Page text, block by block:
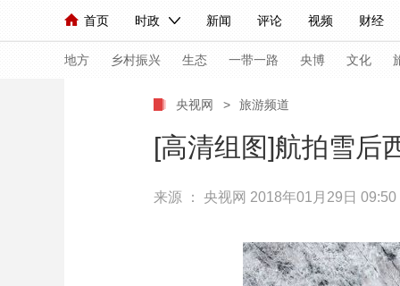
首页 时政 新闻 评论 视频 财经
人民领袖习近平 联播+ 中国领导人 央视快评 习
直播 栏目大全 节目单 听音 微视频
海外频道 iPanda English Монгол
地方 乡村振兴 生态 一带一路 央博 文化
国内 国际 评论 经济 军事
小央直播 直播中国 熊
央视网 > 旅游频道
[高清组图]航拍雪后
来源 ： 央视网 2018年01月29日 09:50